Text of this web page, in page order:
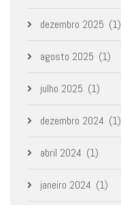
dezembro 2025 (1)
agosto 2025 (1)
julho 2025 (1)
dezembro 2024 (1)
abril 2024 (1)
janeiro 2024 (1)